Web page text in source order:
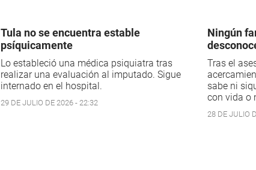
Tula no se encuentra estable
psíquicamente
Lo estableció una médica psiquiatra tras
realizar una evaluación al imputado. Sigue
internado en el hospital.
29 DE JULIO DE 2026 - 22:32
Ningún
Tras el
sabe ni
con vida o
28 DE JULIO